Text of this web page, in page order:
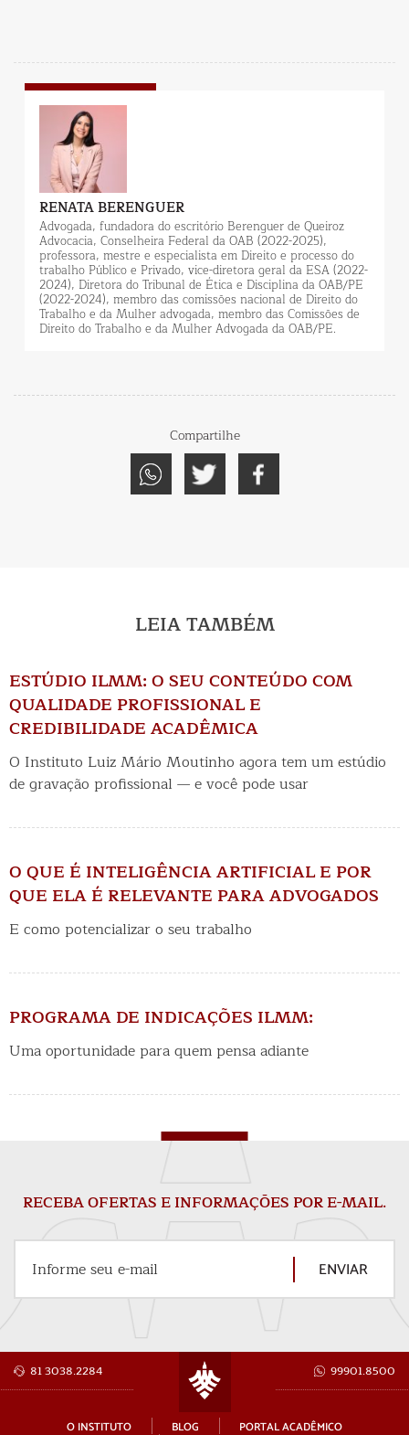
Compartilhe
LEIA TAMBÉM
ESTÚDIO ILMM: O SEU CONTEÚDO COM
QUALIDADE PROFISSIONAL E
CREDIBILIDADE ACADÊMICA
O Instituto Luiz Mário Moutinho agora tem um estúdio
de gravação profissional — e você pode usar
O QUE É INTELIGÊNCIA ARTIFICIAL E POR
QUE ELA É RELEVANTE PARA ADVOGADOS
E como potencializar o seu trabalho
PROGRAMA DE INDICAÇÕES ILMM:
Uma oportunidade para quem pensa adiante
RECEBA OFERTAS E INFORMAÇÕES POR E-MAIL.
Informe seu e-mail ENVIAR
81 3038.2284 99901.8500
O INSTITUTO BLOG PORTAL ACADÊMICO